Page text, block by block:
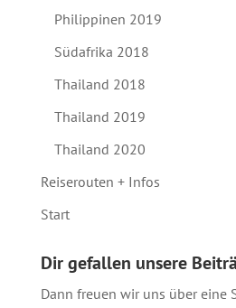
Philippinen 2019
Südafrika 2018
Thailand 2018
Thailand 2019
Thailand 2020
Reiserouten + Infos
Start
Dir gefallen unsere
Dann freuen wir uns über eine